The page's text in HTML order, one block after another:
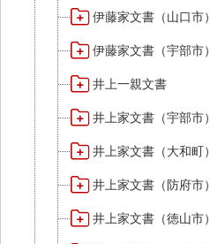
伊藤家文書（山口市）
伊藤家文書（宇部市）
井上一親文書
井上家文書（宇部市）
井上家文書（大和町）
井上家文書（防府市）
井上家文書（徳山市）